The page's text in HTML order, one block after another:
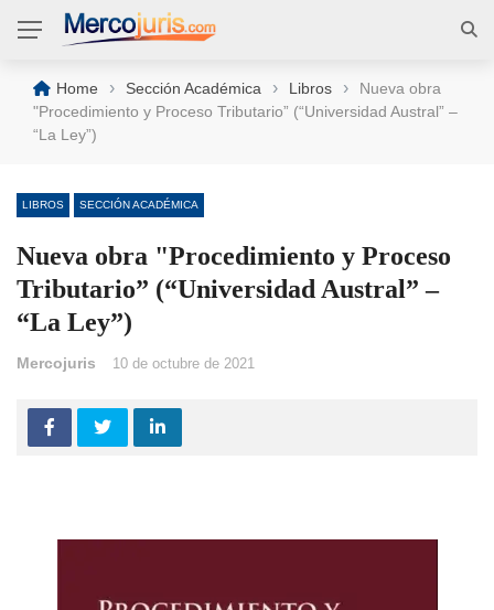
Home › Sección Académica › Libros ›
Nueva obra
"Procedimiento y Proceso Tributario” (“Universidad Austral” –
“La Ley”)
LIBROS SECCIÓN ACADÉMICA
Nueva obra "Procedimiento y Proceso
Tributario” (“Universidad Austral” –
“La Ley”)
Mercojuris 10 de octubre de 2021